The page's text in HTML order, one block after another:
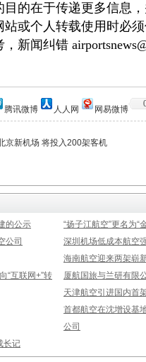
的在于传递更多信息
或个人转载使用时必
新闻纠错
腾讯微博 人人网 网易微博
京新机场 将投入200架客机
的公示
“扬子江航空”更名为“
公司
深圳机场低成本航空
海南航空迎来两架崭
“互联网+”转
厦航国旅与兰研有限
天津航空引进国内首
首都航空在沈增设基
公司
长记